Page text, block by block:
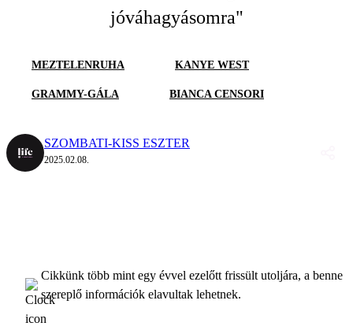
jóváhagyásomra"
MEZTELENRUHA KANYE WEST
GRAMMY-GÁLA BIANCA CENSORI
SZOMBATI-KISS ESZTER
2025.02.08.
Cikkünk több mint egy évvel ezelőtt frissült utoljára, a benne
szereplő információk elavultak lehetnek.